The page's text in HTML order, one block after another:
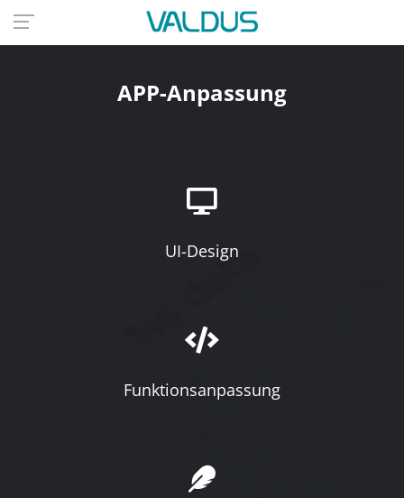
APP-Anpassung
UI-Design
Funktionsanpassung